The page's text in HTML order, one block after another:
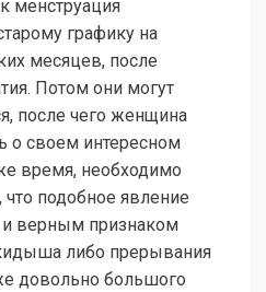
менструация
графику на
месяцев, после
Потом они могут
после чего женщина
о своем интересном
время, необходимо
что подобное явление
верным признаком
либо прерывания
довольно большого